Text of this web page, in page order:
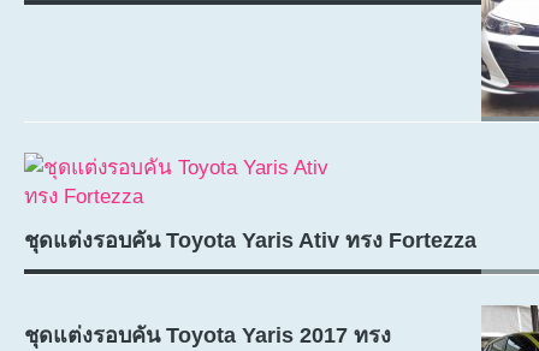
ชุดแต่งรอบคัน Toyota Yaris Ativ ทรง Fortezza
ชุดแต่งรอบคัน Toyota Yaris 2017 ทรง